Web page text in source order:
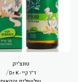
טונצ'יק
ד''ר קיי - Dr K /